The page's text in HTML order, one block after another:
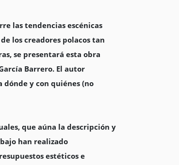
las tendencias escénicas
los creadores polacos tan
se presentará esta obra
Barrero. El autor
y con quiénes (no
que aúna la descripción y
han realizado
estéticos e